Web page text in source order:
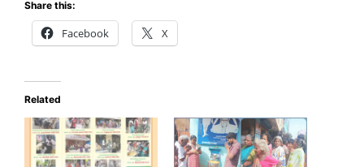
Share this:
Facebook X
Related